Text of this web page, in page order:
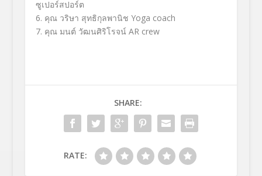
ซูเปอร์สปอร์ต
6. คุณ วริษา สุทธิกุลพานิช Yoga coach
7. คุณ มนต์ วัฒนศิริโรจน์ AR crew
SHARE:
RATE: